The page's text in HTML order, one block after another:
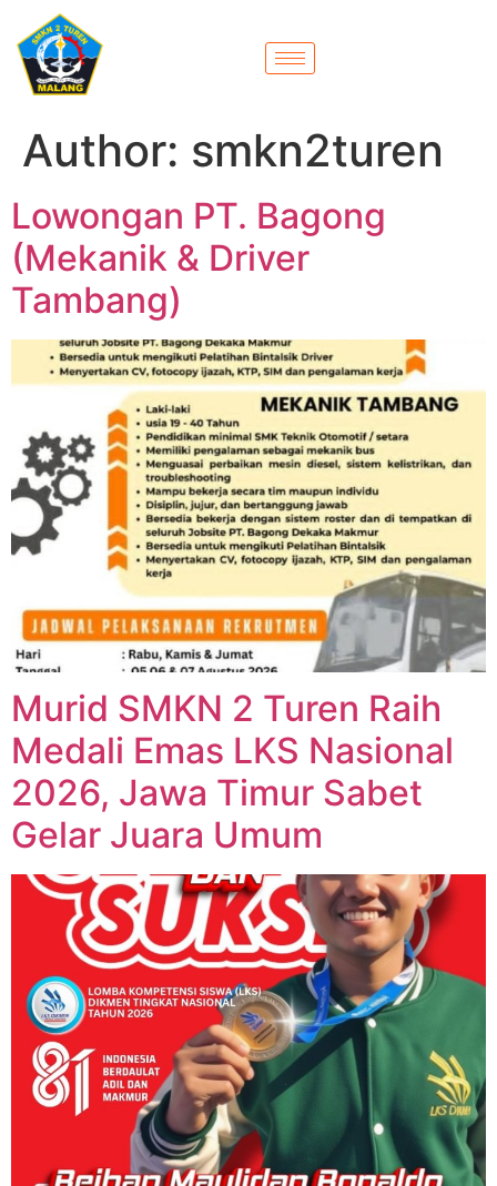
Author: smkn2turen
Lowongan PT. Bagong
(Mekanik & Driver
Tambang)
Murid SMKN 2 Turen Raih
Medali Emas LKS Nasional
2026, Jawa Timur Sabet
Gelar Juara Umum